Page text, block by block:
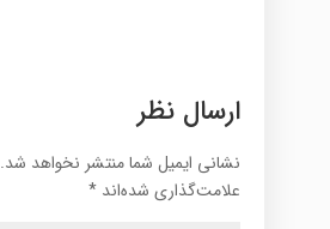
ارسال نظر
نشانی ایمیل شما منتشر نخواهد شد.
علامت‌گذاری شده‌اند *